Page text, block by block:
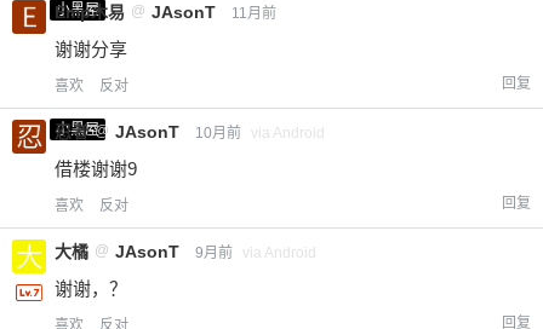
小黑屋
Emp木易 @ JAsonT 11月前
谢谢分享
喜欢 反对 回复
小黑屋
忍者 @ JAsonT 10月前 via Android
借楼谢谢9
喜欢 反对 回复
大橘 @ JAsonT 9月前 via Android
谢谢，？
回复